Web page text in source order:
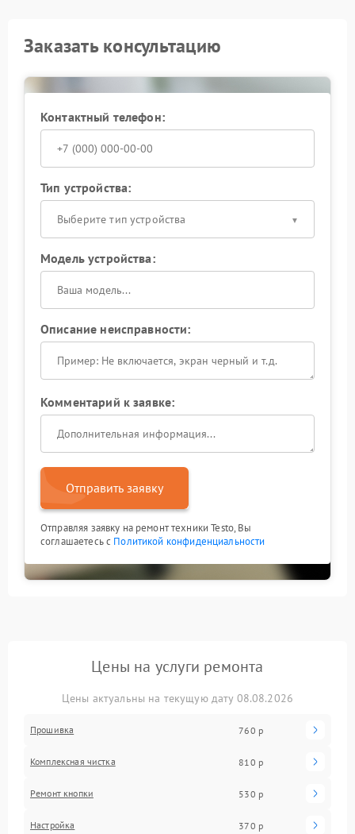
Заказать консультацию
Контактный телефон:
Тип устройства:
Выберите тип устройства
Модель устройства:
Описание неисправности:
Комментарий к заявке:
Отправить заявку
Отправляя заявку на ремонт техники Testo, Вы
соглашаетесь с Политикой конфиденциальности
Цены на услуги ремонта
Цены актуальны на текущую дату 08.08.2026
Прошивка 760 р
Комплексная чистка 810 р
Ремонт кнопки 530 р
Настройка 370 р